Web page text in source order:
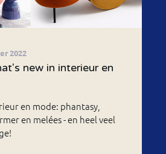
2022
new in interieur en
en mode: phantasy,
en melées - en heel veel